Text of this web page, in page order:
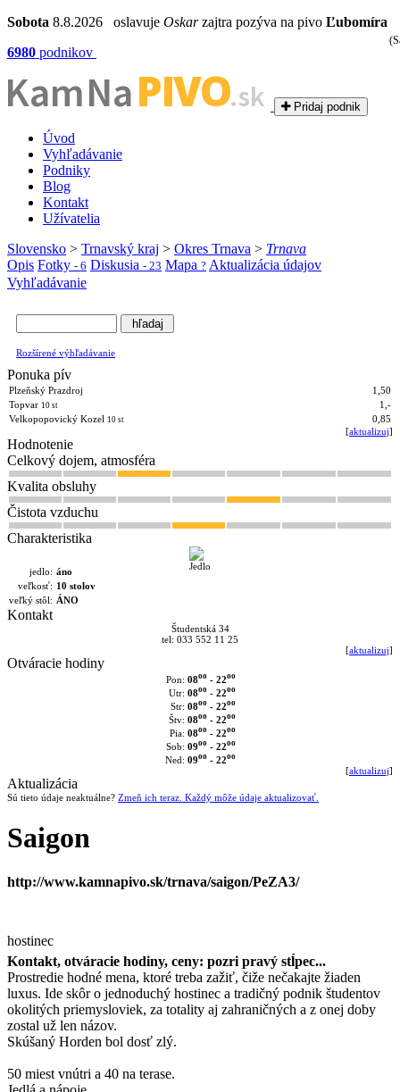
Sobota 8.8.2026 oslavuje Oskarzajtra pozýva na pivo Ľubomíra
6980 podnikov
Kam NaPIVO.sk Pridaj podnik
Úvod
Vyhľadávanie
Podniky
Blog
Kontakt
Užívatelia
Slovensko > Trnavský kraj > Okres Trnava > Trnava
Opis Fotky - 6 Diskusia - 23 Mapa ? Aktualizácia údajov
Vyhľadávanie
Rozšírené výhľadávanie
Ponuka pív
Plzeňský Prazdroj
1,50
Topvar 10 st
1,-
Velkopopovický Kozel 10 st
0,85
[aktualizuj]
Hodnotenie
Celkový dojem, atmosféra
Kvalita obsluhy
Čistota vzduchu
Charakteristika
jedlo: áno
veľkosť: 10 stolov
veľký stôl: ÁNO
Kontakt
Študentská 34
tel: 033 552 11 25
[aktualizuj]
Otváracie hodiny
Pon: 08oo- 22oo
Utr: 08oo- 22oo
Str: 08oo- 22oo
Štv: 08oo- 22oo
Pia: 08oo- 22oo
Sob: 09oo- 22oo
Ned: 09oo- 22oo
[aktualizuj]
Aktualizácia
Sú tieto údaje neaktuálne? Zmeň ich teraz. Každý môže údaje aktualizovať.
Saigon
http://www.kamnapivo.sk/trnava/saigon/PeZA3/
hostinec
Kontakt, otváracie hodiny, ceny: pozri pravý stĺpec...
Prostredie hodné mena, ktoré treba zažiť, čiže nečakajte žiaden
luxus. Ide skôr o jednoduchý hostinec a tradičný podnik študentov
okolitých priemysloviek, za totality aj zahraničných a z onej doby
zostal už len názov.
Skúšaný Horden bol dosť zlý.
50 miest vnútri a 40 na terase.